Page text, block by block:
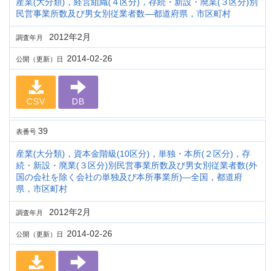
産業(大分類)，経営組織(４区分)，存続・新設・廃業(３区分)別
民営事業所数及び男女別従業者数―都道府県，市区町村
調査年月 2012年2月
公開（更新）日 2014-02-26
CSV DB
表番号 39
産業(大分類)，資本金階級(10区分)，単独・本所(２区分)，存
続・新設・廃業(３区分)別民営事業所数及び男女別従業者数(外
国の会社を除く会社の単独及び本所事業所)―全国，都道府
県，市区町村
調査年月 2012年2月
公開（更新）日 2014-02-26